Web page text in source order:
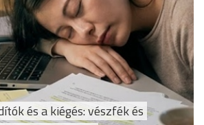
és a kiégés: vészfék és